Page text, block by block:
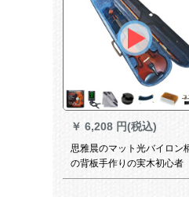
￥ 6,208 円(税込)
思雅晨のマット光バイロン
の背板手作りの実木初心者
が、バイオリンV-08 1/4を